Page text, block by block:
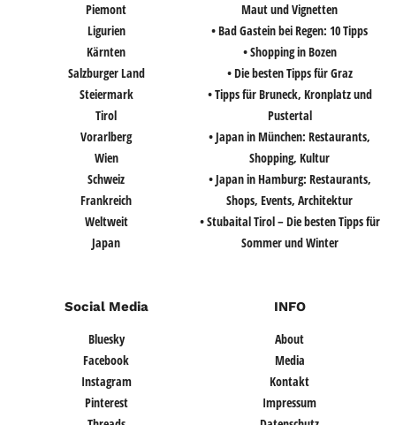
Piemont
Ligurien
Kärnten
Salzburger Land
Steiermark
Tirol
Vorarlberg
Wien
Schweiz
Frankreich
Weltweit
Japan
Maut und Vignetten
• Bad Gastein bei Regen: 10 Tipps
• Shopping in Bozen
• Die besten Tipps für Graz
• Tipps für Bruneck, Kronplatz und
Pustertal
• Japan in München: Restaurants,
Shopping, Kultur
• Japan in Hamburg: Restaurants,
Shops, Events, Architektur
• Stubaital Tirol – Die besten Tipps für
Sommer und Winter
Social Media
Bluesky
Facebook
Instagram
Pinterest
INFO
About
Media
Kontakt
Impressum